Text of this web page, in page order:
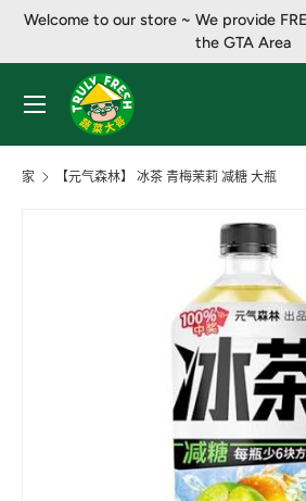
Welcome to our store ~ We provide
the GTA Area
搜索
产品类别
菜单
家 【元气森林】 冰茶 青梅茉莉 减糖 大瓶